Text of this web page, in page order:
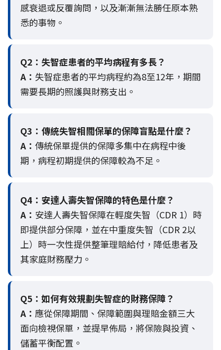
感衰退或反覆詢問，以及漸漸無法勝任原本熟
悉的事物。
Q2： 失智症患者的平均病程有多長？
A： 失智症患者的平均病程約為8至12年，期間
需要長期的照護與財務支出。
Q3： 傳統失智相關保單的保障盲點是什麼？
A： 傳統保單提供的保障多集中在病程中後
期，病程初期提供的保障較為不足。
Q4： 安達人壽失智保障的特色是什麼？
A： 安達人壽失智保障在輕度失智（CDR 1）時
即提供部分保障，並在中重度失智（CDR 2以
上）時一次性提供整筆理賠給付，降低患者及
其家庭財務壓力。
Q5： 如何有效規劃失智症的財務保障？
A： 應從保障期間、保障範圍與理賠金額三大
面向檢視保單，並提早佈局，將保險與投資、
儲蓄平衡配置。